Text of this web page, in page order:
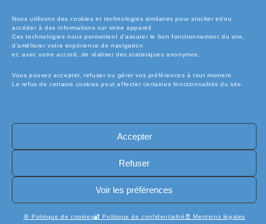
Nous utilisons des cookies et technologies similaires pour stocker et/ou
accéder à des informations sur votre appareil.
Ces technologies nous permettent d’assurer le bon fonctionnement du site,
d’améliorer votre expérience de navigation
et, avec votre accord, de réaliser des statistiques anonymes.
Vous pouvez accepter, refuser ou gérer vos préférences à tout moment.
Le refus de certains cookies peut affecter certaines fonctionnalités du site.
Accepter
Refuser
Voir les préférences
🍪 Politique de cookies🔐 Politique de confidentialité 🧾 Mentions légales
🧾Conditions Générales de Vente (CGV)
🧾 Mentions légales
🔐 Politique de confidentialité
🔐 Exercer mes droits RGPD
🍪 Politique de cookies (UE)
📦Livraisons et retours
🛡️ Assurance casse / perte
Copyright [electro-pieces-occase.fr]